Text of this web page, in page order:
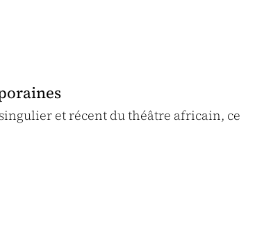
et récent du théâtre africain, ce